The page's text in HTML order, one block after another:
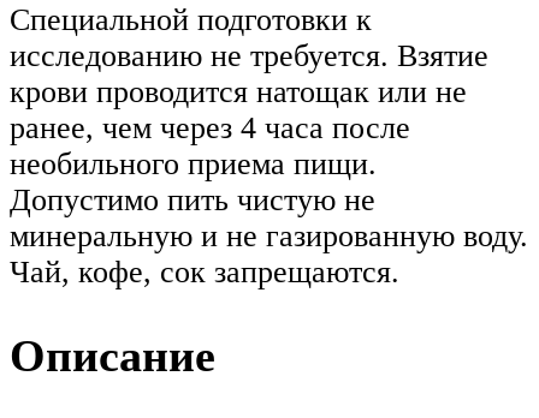
Специальной подготовки к
исследованию не требуется. Взятие
крови проводится натощак или не
ранее, чем через 4 часа после
необильного приема пищи.
Допустимо пить чистую не
минеральную и не газированную воду.
Чай, кофе, сок запрещаются.
Описание